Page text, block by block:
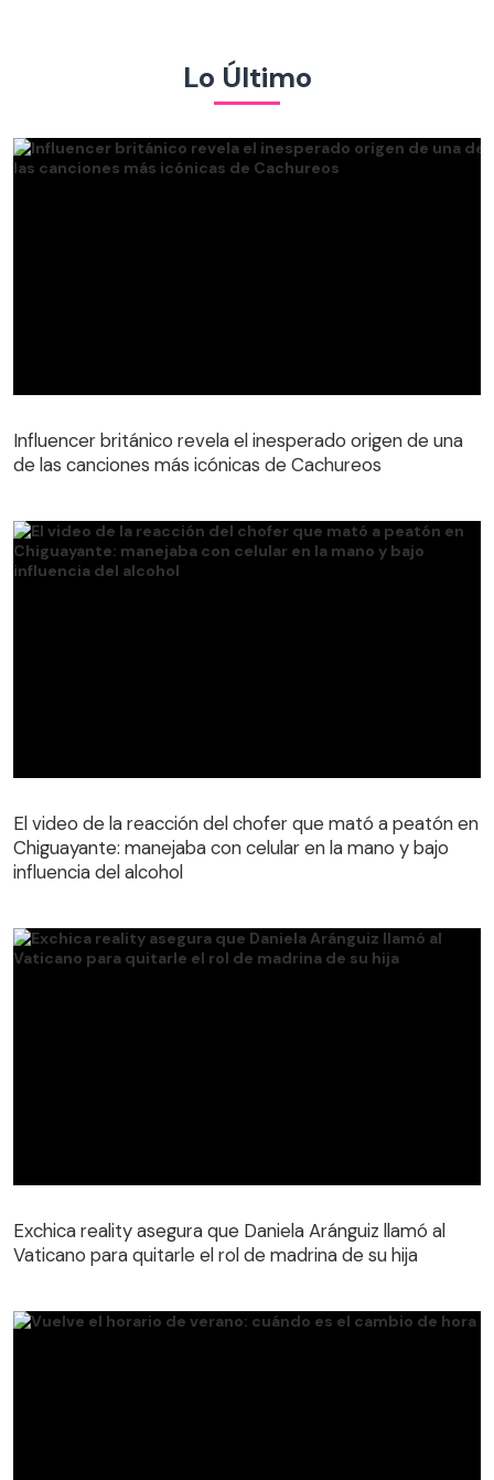
Lo Último
Influencer británico revela el inesperado origen de una
de las canciones más icónicas de Cachureos
Chiguayante: manejaba con celular en la mano y bajo
influencia del alcohol
El video de la reacción del chofer que mató a peatón en
Chiguayante: manejaba con celular en la mano y bajo
influencia del alcohol
Exchica reality asegura que Daniela Aránguiz llamó al
Vaticano para quitarle el rol de madrina de su hija